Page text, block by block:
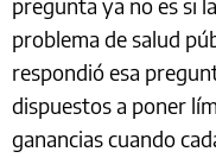
problema de salud
respondió esa
dispuestos a poner
ganancias cuando